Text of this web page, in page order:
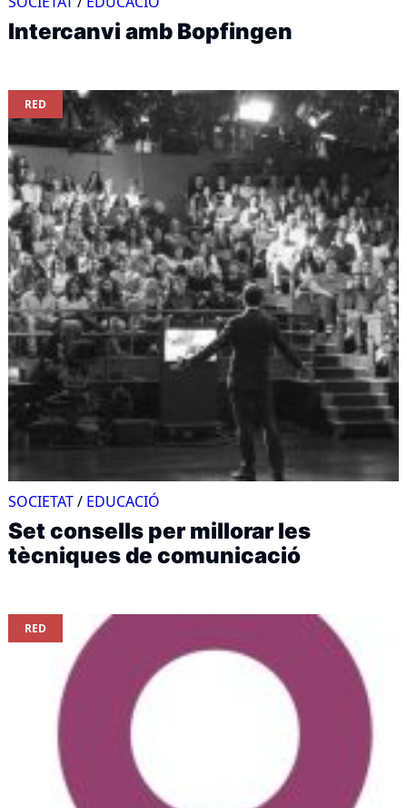
Intercanvi amb Bopfingen
RED
SOCIETAT/ EDUCACIÓ
Set consells per millorar les
tècniques de comunicació
RED